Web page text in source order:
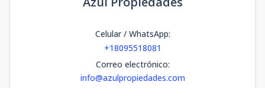
Celular / WhatsApp:
+18095518081
Correo electrónico:
info@azulpropiedades.com